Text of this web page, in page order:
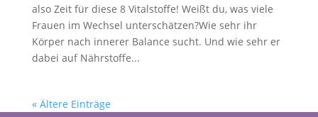
also Zeit für diese 8 Vitalstoffe! Weißt du, was viele
Frauen im Wechsel unterschätzen?Wie sehr ihr
Körper nach innerer Balance sucht. Und wie sehr er
dabei auf Nährstoffe...
« Ältere Einträge